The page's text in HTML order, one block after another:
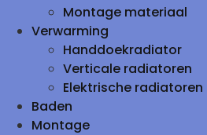
Montage materiaal
Verwarming
Handdoekradiator
Verticale radiatoren
Elektrische radiatoren
Baden
Montage